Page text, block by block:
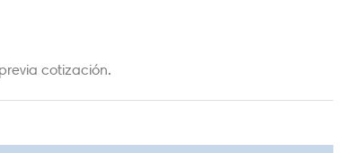
cotización.